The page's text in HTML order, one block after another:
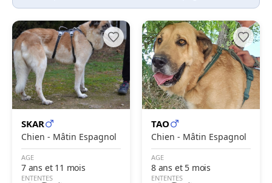
SKAR
Chien - Mâtin Espagnol
AGE
7 ans et 11 mois
ENTENTES
TAO
Chien - Mâtin Espagnol
AGE
8 ans et 5 mois
ENTENTES